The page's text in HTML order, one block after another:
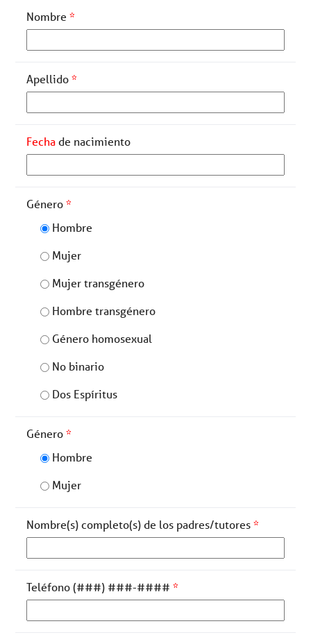
Nombre*
Apellido*
Fechade nacimiento
Género*
Hombre
Mujer
Mujer transgénero
Hombre transgénero
Género homosexual
No binario
Dos Espíritus
Género*
Hombre
Mujer
Nombre(s) completo(s) de los padres/tutores*
Teléfono (###) ###-####*